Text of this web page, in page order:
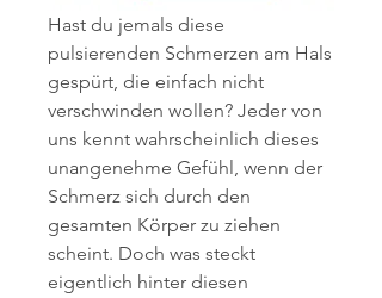
Hast du jemals diese
pulsierenden Schmerzen am Hals
gespürt, die einfach nicht
verschwinden wollen? Jeder von
uns kennt wahrscheinlich dieses
unangenehme Gefühl, wenn der
Schmerz sich durch den
gesamten Körper zu ziehen
scheint. Doch was steckt
eigentlich hinter diesen